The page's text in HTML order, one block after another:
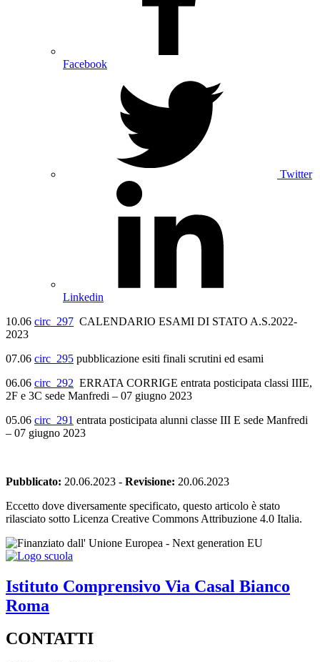
Facebook
Twitter
Linkedin
10.06 circ_297 CALENDARIO ESAMI DI STATO A.S.2022-
2023
07.06 circ_295 pubblicazione esiti finali scrutini ed esami
06.06 circ_292 ERRATA CORRIGE entrata posticipata classi IIIE,
2F e 3C sede Manfredi – 07 giugno 2023
05.06 circ_291 entrata posticipata alunni classe III E sede Manfredi
– 07 giugno 2023
Pubblicato: 20.06.2023 - Revisione: 20.06.2023
Eccetto dove diversamente specificato, questo articolo è stato
rilasciato sotto Licenza Creative Commons Attribuzione 4.0 Italia.
Istituto Comprensivo Via Casal Bianco
Roma
CONTATTI